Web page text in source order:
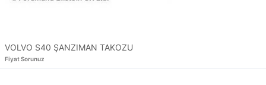
VOLVO S40 ŞANZIMAN TAKOZU
Fiyat Sorunuz